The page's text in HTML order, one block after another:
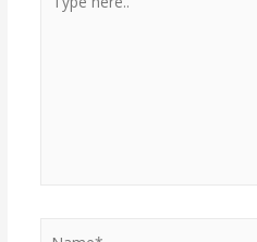
here..